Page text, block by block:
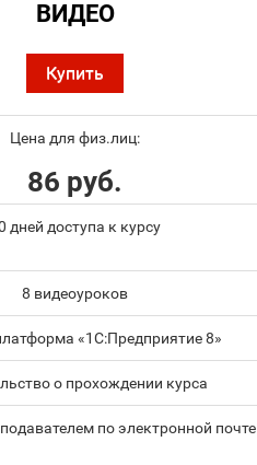
ВИДЕО
Купить
Цена для физ.лиц:
86 руб.
дней доступа к курсу
8 видеоуроков
«1С:Предприятие 8»
о прохождении курса
по электронной почте